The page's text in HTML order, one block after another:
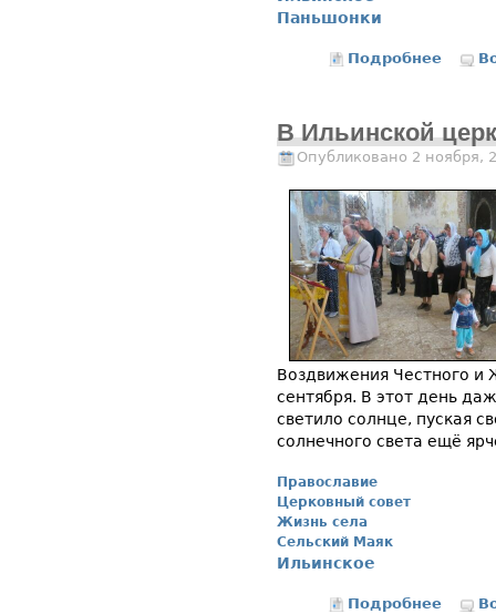
Паньшонки
Подробнее о
В Ильинской
Опубликовано 2 ноября,
Воздвижения Честного и
сентября. В этот день
светило солнце, пуская
солнечного света ещё
Православие
Церковный совет
Жизнь села
Сельский Маяк
Ильинское
Подробнее о В